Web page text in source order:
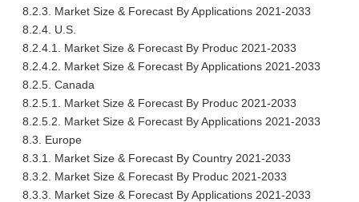
8.2.3. Market Size & Forecast By Applications 2021-2033
8.2.4. U.S.
8.2.4.1. Market Size & Forecast By Produc 2021-2033
8.2.4.2. Market Size & Forecast By Applications 2021-2033
8.2.5. Canada
8.2.5.1. Market Size & Forecast By Produc 2021-2033
8.2.5.2. Market Size & Forecast By Applications 2021-2033
8.3. Europe
8.3.1. Market Size & Forecast By Country 2021-2033
8.3.2. Market Size & Forecast By Produc 2021-2033
8.3.3. Market Size & Forecast By Applications 2021-2033